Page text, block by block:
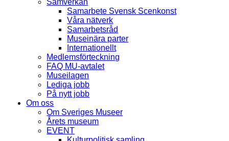
Samverkan
Samarbete Svensk Scenkonst
Våra nätverk
Samarbetsråd
Museinära parter
Internationellt
Medlemsförteckning
FAQ MU-avtalet
Museilagen
Lediga jobb
På nytt jobb
Om oss
Om Sveriges Museer
Årets museum
EVENT